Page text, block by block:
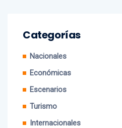
Categorías
Nacionales
Económicas
Escenarios
Turismo
Internacionales